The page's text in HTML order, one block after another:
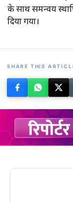
के साथ समन्वय
दिया गया।
SHARE THIS